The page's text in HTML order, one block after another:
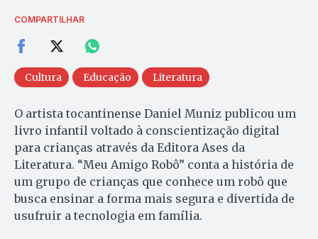
COMPARTILHAR
Cultura Educação Literatura
O artista tocantinense Daniel Muniz publicou um
livro infantil voltado à conscientização digital
para crianças através da Editora Ases da
Literatura. “Meu Amigo Robô” conta a história de
um grupo de crianças que conhece um robô que
busca ensinar a forma mais segura e divertida de
usufruir a tecnologia em família.